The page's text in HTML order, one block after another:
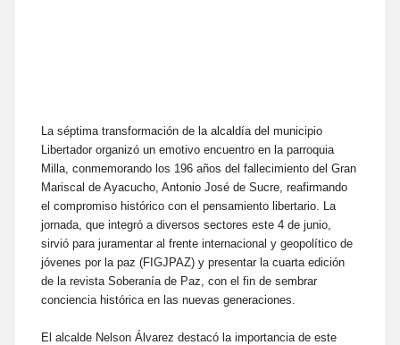
La séptima transformación de la alcaldía del municipio
Libertador organizó un emotivo encuentro en la parroquia
Milla, conmemorando los 196 años del fallecimiento del Gran
Mariscal de Ayacucho, Antonio José de Sucre, reafirmando
el compromiso histórico con el pensamiento libertario. La
jornada, que integró a diversos sectores este 4 de junio,
sirvió para juramentar al frente internacional y geopolítico de
jóvenes por la paz (FIGJPAZ) y presentar la cuarta edición
de la revista Soberanía de Paz, con el fin de sembrar
conciencia histórica en las nuevas generaciones.
El alcalde Nelson Álvarez destacó la importancia de este